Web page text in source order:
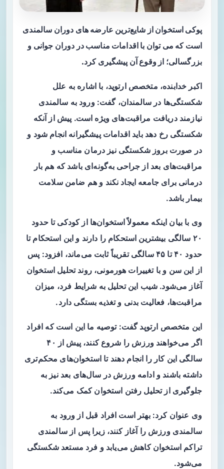
پوکی استخوان از شایع‌ترین عارضه های دوران سالمندی
است که می توان با اقدامات مناسب در دوران جوانی و
بزرگسالی؛ از وقوع آن پیشگیری کرد.
اکبر خدابنده، متخصص ارتوپد، با اشاره به علل
شکستگی‌ها در سالمندان، گفت: ورود به سالمندی
نیازمند دریافت مراقبت‌های ویژه است. پیش از آنکه
شکستگی رخ دهد باید اقدامات پیشگیرانه انجام شود و
در صورت بروز شکستگی نیز درمان مناسب و
مراقبت‌های بعد از جراحی به‌گونه‌ای باشد که هم بار
درمانی برای جامعه ایجاد نکند و هم ضامن سلامت
بیمار باشد.
وی با بیان اینکه معمولاً استخوان‌ها از کودکی تا حدود
۲۰ سالگی بیشترین استحکام را دارند و این استحکام تا
حدود ۴۰ تا ۴۵ سالگی تقریباً ثابت می‌ماند، افزود: پس
از این سن و با تغییرات هورمونی، روند تحلیل استخوان
آغاز می‌شود. شیب این تحلیل به شرایط فرد، میزان
مراقبت‌ها، فعالیت بدنی و تغذیه بستگی دارد.
این متخصص ارتوپد گفت: توصیه ما این است که افراد
اگر می‌خواهند ورزش را شروع کنند، پیش از ۴۰
سالگی این کار را انجام دهند تا استخوان‌های محکم‌تری
داشته باشند و ادامه ورزش در سال‌های بعد نیز به
جلوگیری از تحلیل رفتن استخوان کمک می‌کند.
وی عنوان کرد: بهتر است افراد قبل از ورود به
سالمندی ورزش را آغاز کنند، زیرا پس از سالمندی
تراکم استخوان کاهش می‌یابد و فرد مستعد شکستگی
می‌شود.